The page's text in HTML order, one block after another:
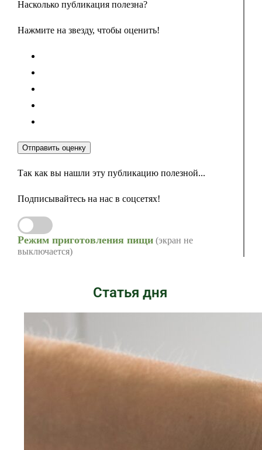
Насколько публикация полезна?
Нажмите на звезду, чтобы оценить!
Отправить оценку
Так как вы нашли эту публикацию полезной...
Подписывайтесь на нас в соцсетях!
Режим приготовления пищи(экран не
выключается)
Статья дня